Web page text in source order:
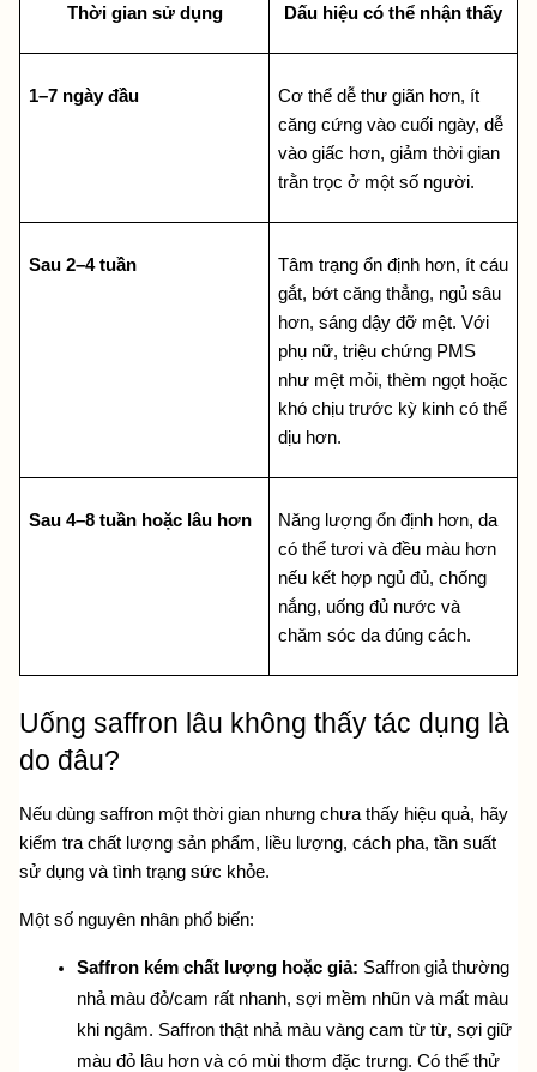
Thời gian sử dụng Dấu hiệu có thể nhận thấy
1–7 ngày đầu
Cơ thể dễ thư giãn hơn, ít
căng cứng vào cuối ngày, dễ
vào giấc hơn, giảm thời gian
trằn trọc ở một số người.
Sau 2–4 tuần
Tâm trạng ổn định hơn, ít cáu
gắt, bớt căng thẳng, ngủ sâu
hơn, sáng dậy đỡ mệt. Với
phụ nữ, triệu chứng PMS
như mệt mỏi, thèm ngọt hoặc
khó chịu trước kỳ kinh có thể
dịu hơn.
Sau 4–8 tuần hoặc lâu hơn
Năng lượng ổn định hơn, da
có thể tươi và đều màu hơn
nếu kết hợp ngủ đủ, chống
nắng, uống đủ nước và
chăm sóc da đúng cách.
Uống saffron lâu không thấy tác dụng là
do đâu?
Nếu dùng saffron một thời gian nhưng chưa thấy hiệu quả, hãy
kiểm tra chất lượng sản phẩm, liều lượng, cách pha, tần suất
sử dụng và tình trạng sức khỏe.
Một số nguyên nhân phổ biến:
Saffron kém chất lượng hoặc giả: Saffron giả thường
nhả màu đỏ/cam rất nhanh, sợi mềm nhũn và mất màu
khi ngâm. Saffron thật nhả màu vàng cam từ từ, sợi giữ
màu đỏ lâu hơn và có mùi thơm đặc trưng. Có thể thử